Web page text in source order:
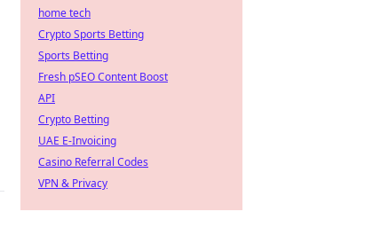
home tech
Crypto Sports Betting
Sports Betting
Fresh pSEO Content Boost
API
Crypto Betting
UAE E-Invoicing
Casino Referral Codes
VPN & Privacy